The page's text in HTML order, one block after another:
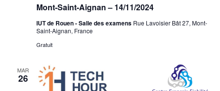
Mont-Saint-Aignan – 14/11/2024
IUT de Rouen - Salle des examens Rue Lavoisier Bât 27, Mont-
Saint-Aignan, France
Gratuit
MAR
26